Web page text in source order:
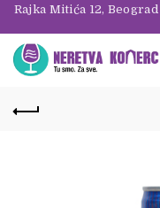
Rajka Mitića 12,